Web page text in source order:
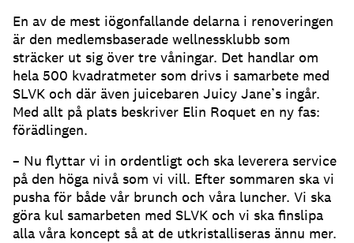
En av de mest iögonfallande delarna i renoveringen
är den medlemsbaserade wellnessklubb som
sträcker ut sig över tre våningar. Det handlar om
hela 500 kvadratmeter som drivs i samarbete med
SLVK och där även juicebaren Juicy Jane’s ingår.
Med allt på plats beskriver Elin Roquet en ny fas:
förädlingen.
– Nu flyttar vi in ordentligt och ska leverera service
på den höga nivå som vi vill. Efter sommaren ska vi
pusha för både vår brunch och våra luncher. Vi ska
göra kul samarbeten med SLVK och vi ska finslipa
alla våra koncept så at de utkristalliseras ännu mer.